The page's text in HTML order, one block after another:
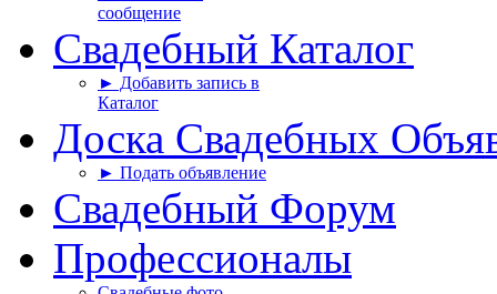
сообщение
Свадебный Каталог
► Добавить запись в
Каталог
Доска Свадебных
► Подать объявление
Свадебный Форум
Профессионалы